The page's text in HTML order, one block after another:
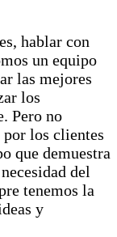
hablar con
un equipo
las mejores
los
Pero no
por los clientes
que demuestra
del
tenemos la
y